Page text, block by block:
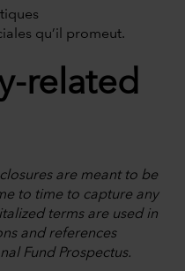
qu’il promeut.
related
are meant to be
to time to capture any
terms are used in
and references
Fund Prospectus.